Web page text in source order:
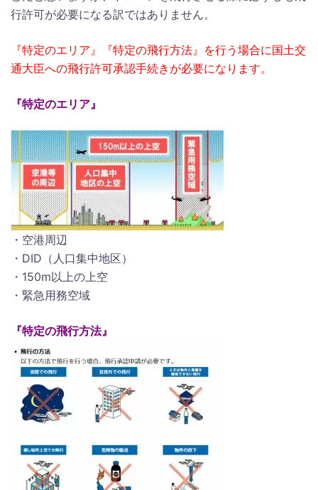
行許可が必要になる訳ではありません。
『特定のエリア』『特定の飛行方法』を行う場合に国土交
通大臣への飛行許可承認手続きが必要になります。
『特定のエリア』
・空港周辺
・DID（人口集中地区）
・150m以上の上空
・緊急用務空域
『特定の飛行方法』